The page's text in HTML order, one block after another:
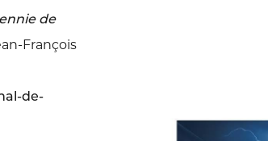
de
François
de-